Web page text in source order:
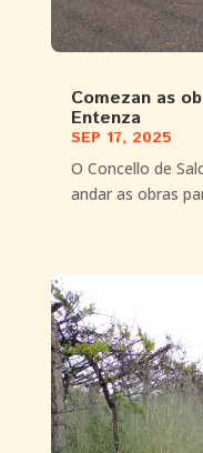
Comezan as
Entenza
SEP 17, 2025
O Concello de
andar as obras